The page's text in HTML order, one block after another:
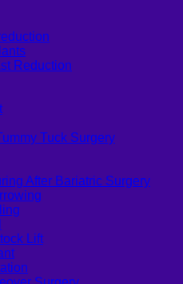
Reduction
Tuck Surgery
After Bariatric Surgery
Lift